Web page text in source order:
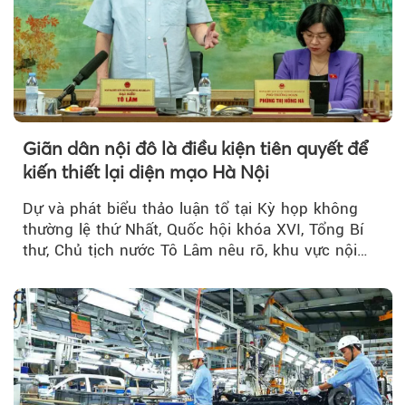
Giãn dân nội đô là điều kiện tiên quyết để
kiến thiết lại diện mạo Hà Nội
Dự và phát biểu thảo luận tổ tại Kỳ họp không
thường lệ thứ Nhất, Quốc hội khóa XVI, Tổng Bí
thư, Chủ tịch nước Tô Lâm nêu rõ, khu vực nội